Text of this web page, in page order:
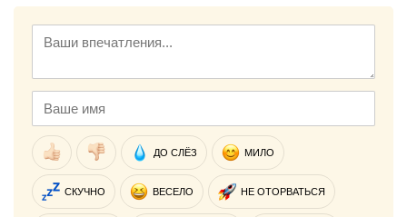
ДО СЛЁЗ МИЛО
СКУЧНО ВЕСЕЛО НЕ ОТОРВАТЬСЯ